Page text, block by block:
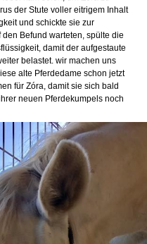
der Stute voller eitrigem Inhalt
und schickte sie zur
Befund warteten, spülte die
damit der aufgestaute
belastet. wir machen uns
alte Pferdedame schon jetzt
für Zóra, damit sie sich bald
neuen Pferdekumpels noch